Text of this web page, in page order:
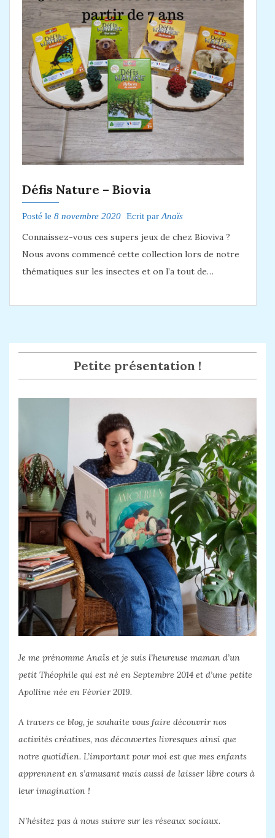
Défis Nature – Biovia
Posté le 8 novembre 2020 Ecrit par Anaïs
Connaissez-vous ces supers jeux de chez Bioviva ?
Nous avons commencé cette collection lors de notre
thématiques sur les insectes et on l’a tout de…
Petite présentation !
Je me prénomme Anaïs et je suis l’heureuse maman d’un
petit Théophile qui est né en Septembre 2014 et d’une petite
Apolline née en Février 2019.
A travers ce blog, je souhaite vous faire découvrir nos
activités créatives, nos découvertes livresques ainsi que
notre quotidien. L’important pour moi est que mes enfants
apprennent en s’amusant mais aussi de laisser libre cours à
leur imagination !
N’hésitez pas à nous suivre sur les réseaux sociaux.